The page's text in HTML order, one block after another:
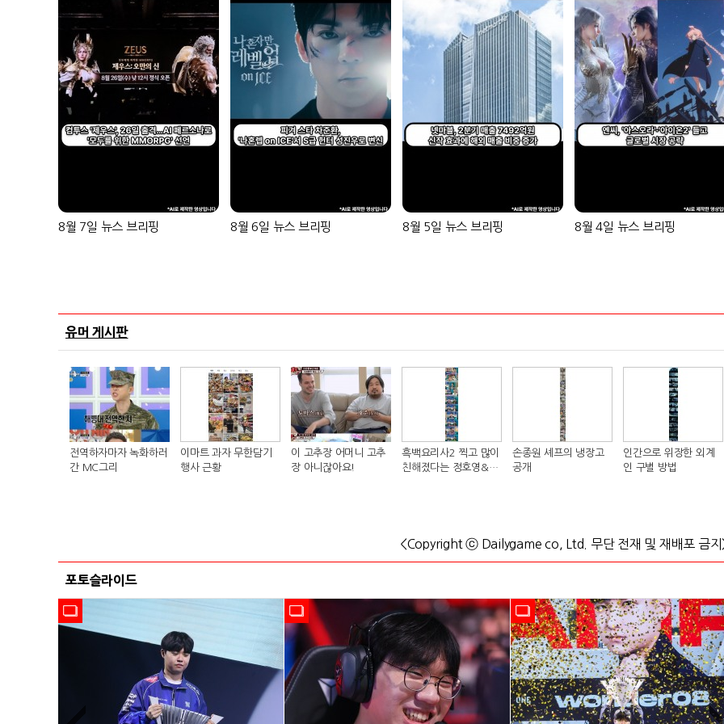
8월 7일 뉴스 브리핑 8월 6일 뉴스 브리핑 8월 5일 뉴스 브리핑 8월 4일 뉴스 브리핑
유머 게시판
전역하자마자 녹화하러
간 MC그리
이마트 과자 무한담기
행사 근황
이 고추장 어머니 고추
장 아니잖아요!
흑백요리사2 찍고 많이
친해졌다는 정호영&샘
손종원 셰프의 냉장고
공개
인간으로 위장한 외계
인 구별 방법
<Copyright ⓒ Dailygame co, Ltd. 무단 전재 및 재배포 금지
포토슬라이드